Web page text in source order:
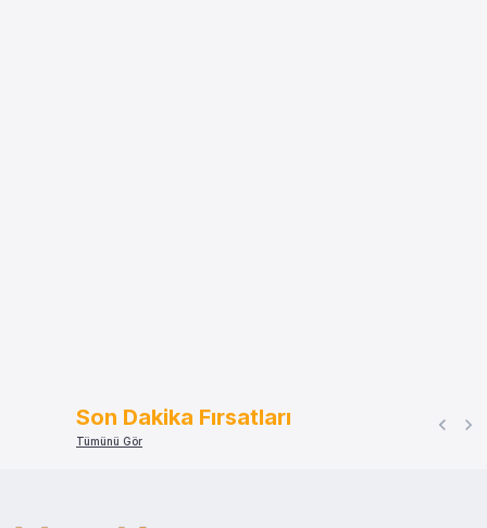
Son Dakika Fırsatları
Tümünü Gör